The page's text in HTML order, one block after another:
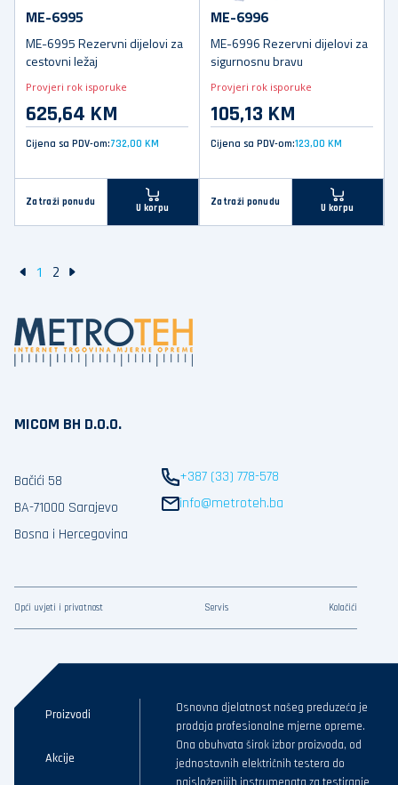
ME-6995
ME-6995 Rezervni dijelovi za
cestovni ležaj
Provjeri rok isporuke
625,64 KM
Cijena sa PDV-om:732,00 KM
Zatraži ponudu
U korpu
ME-6996
ME-6996 Rezervni dijelovi za
sigurnosnu bravu
Provjeri rok isporuke
105,13 KM
Cijena sa PDV-om:123,00 KM
Zatraži ponudu
U korpu
1 2
MICOM BH D.O.O.
Bačići 58
BA-71000 Sarajevo
Bosna i Hercegovina
+387 (33) 778-578
info@metroteh.ba
Opći uvjeti i privatnost Servis Kolačići
Proizvodi
Akcije
Osnovna djelatnost našeg preduzeća je
prodaja profesionalne mjerne opreme.
Ona obuhvata širok izbor proizvoda, od
jednostavnih električnih testera do